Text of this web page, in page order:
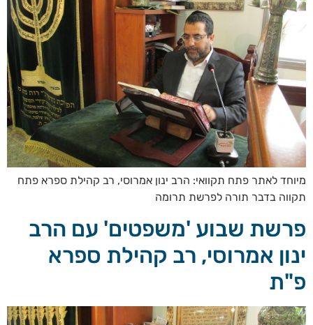
מיוחד לאתר פתח תקוואי: הרב ינון אמרוסי, רב קהילת ספרא פתח
תקווה בדבר תורה לפרשת תרומה
פרשת שבוע 'משפטים' עם הרב
ינון אמרוסי, רב קהילת ספרא
פ"ת